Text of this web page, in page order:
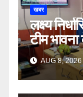
खबर
लक्ष्य
टीम
AUG 8, 2026